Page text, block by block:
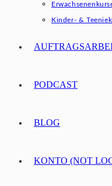
Kinder- &
PODCAST
BLOG
KONTO (NOT